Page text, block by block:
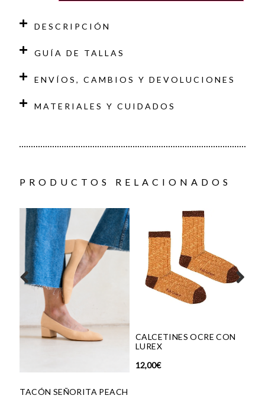
DESCRIPCIÓN
GUÍA DE TALLAS
ENVÍOS, CAMBIOS Y DEVOLUCIONES
MATERIALES Y CUIDADOS
PRODUCTOS RELACIONADOS
SEÑORITA PEACH
CALCETINES OCRE CON